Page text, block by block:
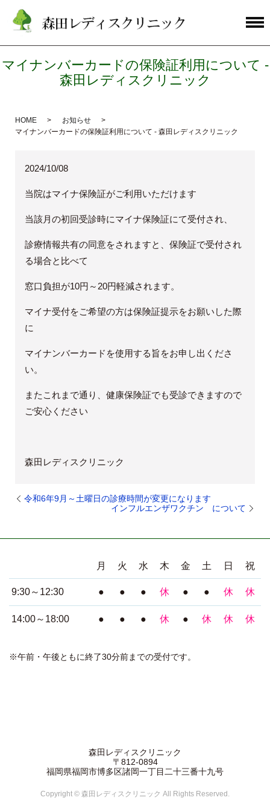
マイナンバーカードの保険証利用について -
森田レディスクリニック
HOME
お知らせ
マイナンバーカードの保険証利用について - 森田レディスクリニック
2024/10/08
当院はマイナ保険証がご利用いただけます
当該月の初回受診時にマイナ保険証にて受付され、
診療情報共有の同意をされますと、保険証で受付され
る場合と比べて
窓口負担が10円～20円軽減されます。
マイナ受付をご希望の方は保険証提示をお願いした際
に
マイナンバーカードを使用する旨をお申し出くださ
い。
またこれまで通り、健康保険証でも受診できますので
ご安心ください
森田レディスクリニック
令和6年9月～土曜日の診療時間が変更になります
インフルエンザワクチン について
月 火 水 木 金 土 日 祝
9:30～12:30 ● ● ● 休 ● ● 休 休
14:00～18:00 ● ● ● 休 ● 休 休 休
※午前・午後ともに終了30分前までの受付です。
森田レディスクリニック
〒812-0894
福岡県福岡市博多区諸岡一丁目二十三番十九号
Copyright © 森田レディスクリニック All Rights Reserved.